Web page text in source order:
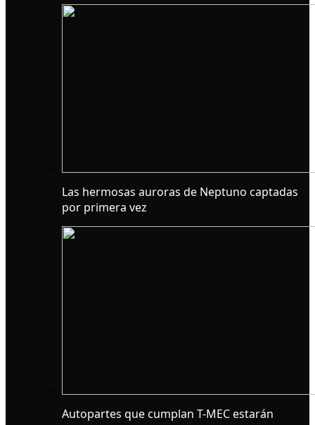
Las hermosas auroras de Neptuno captadas
por primera vez
Autopartes que cumplan T-MEC estarán